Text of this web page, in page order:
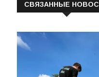
СВЯЗАННЫЕ